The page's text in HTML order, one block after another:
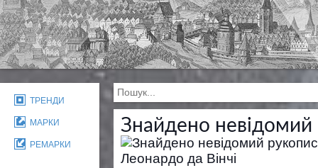
ТРЕНДИ
МАРКИ
РЕМАРКИ
Знайдено невідомий